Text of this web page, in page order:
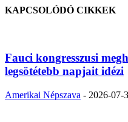
KAPCSOLÓDÓ CIKKEK
Fauci kongresszusi
legsötétebb napjait idézi
Amerikai Népszava - 2026-07-